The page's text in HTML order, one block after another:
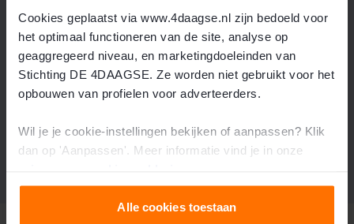
Cookies geplaatst via www.4daagse.nl zijn bedoeld voor
het optimaal functioneren van de site, analyse op
geaggregeerd niveau, en marketingdoeleinden van
Stichting DE 4DAAGSE. Ze worden niet gebruikt voor het
opbouwen van profielen voor adverteerders.
Wil je je cookie-instellingen bekijken of aanpassen? Klik
dan op 'Aanpassen'. Meer informatie vind je in onze
Alle cookies toestaan
app?
Ik wil graag dat anderen mij live kunnen
volgen. Hoe doe ik dat?